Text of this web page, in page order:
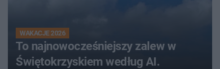
WAKACJE 2026
To najnowocześniejszy zalew w
Świętokrzyskiem według AI.